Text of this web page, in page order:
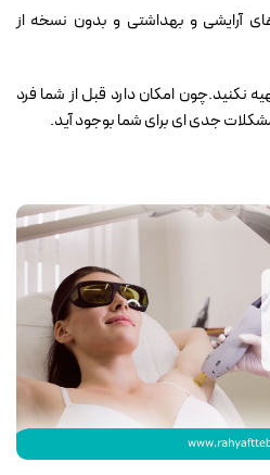
های آرایشی و بهداشتی و بدون نسخه از
نکنید.چون امکان دارد قبل از شما فرد
جدی ای برای شما بوجود آید.